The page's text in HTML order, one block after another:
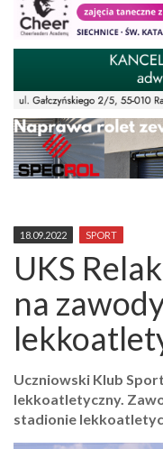
18.09.2022 SPORT
UKS
na
Uczniowski Klub
lekkoatletyczny.
stadionie